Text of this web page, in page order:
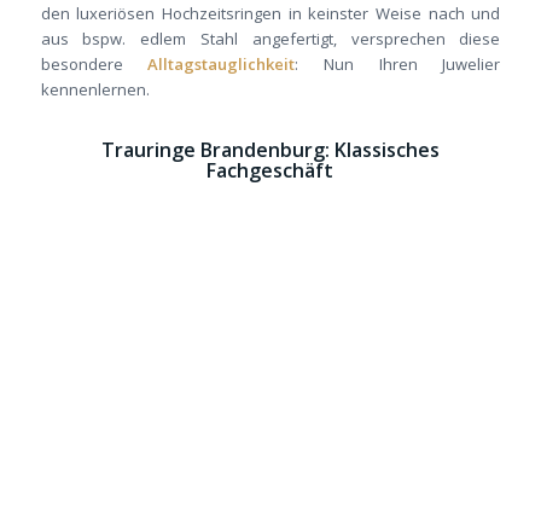
den luxeriösen Hochzeitsringen in keinster Weise nach und
aus bspw. edlem Stahl angefertigt, versprechen diese
besondereAlltagstauglichkeit: Nun Ihren Juwelier
kennenlernen.
Trauringe Brandenburg: Klassisches
Fachgeschäft